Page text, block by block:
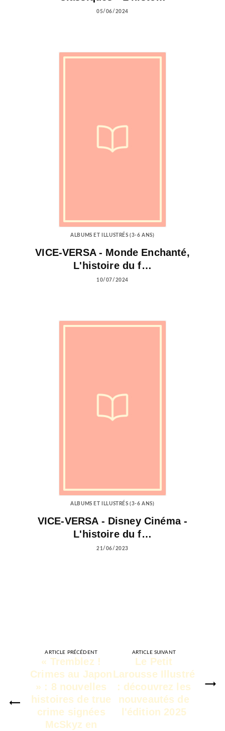
05/06/2024
ALBUMS ET ILLUSTRÉS (3-6 ANS)
VICE-VERSA - Monde Enchanté,
L'histoire du f…
10/07/2024
ALBUMS ET ILLUSTRÉS (3-6 ANS)
VICE-VERSA - Disney Cinéma -
L'histoire du f…
21/06/2023
ARTICLE PRÉCÉDENT
« Tremblez !
Crimes au Japon
» : 8 nouvelles
histoires de true
crime signées
McSkyz en
ARTICLE SUIVANT
Le Petit
Larousse Illustré
: découvrez les
nouveautés de
l'édition 2025